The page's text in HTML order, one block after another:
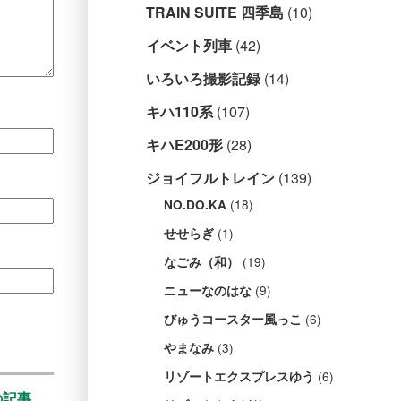
TRAIN SUITE 四季島 (10)
イベント列車 (42)
いろいろ撮影記録(14)
キハ110系(107)
キハE200形 (28)
ジョイフルトレイン (139)
NO.DO.KA (18)
せせらぎ (1)
なごみ（和） (19)
ニューなのはな (9)
びゅうコースター風っこ (6)
やまなみ (3)
リゾートエクスプレスゆう (6)